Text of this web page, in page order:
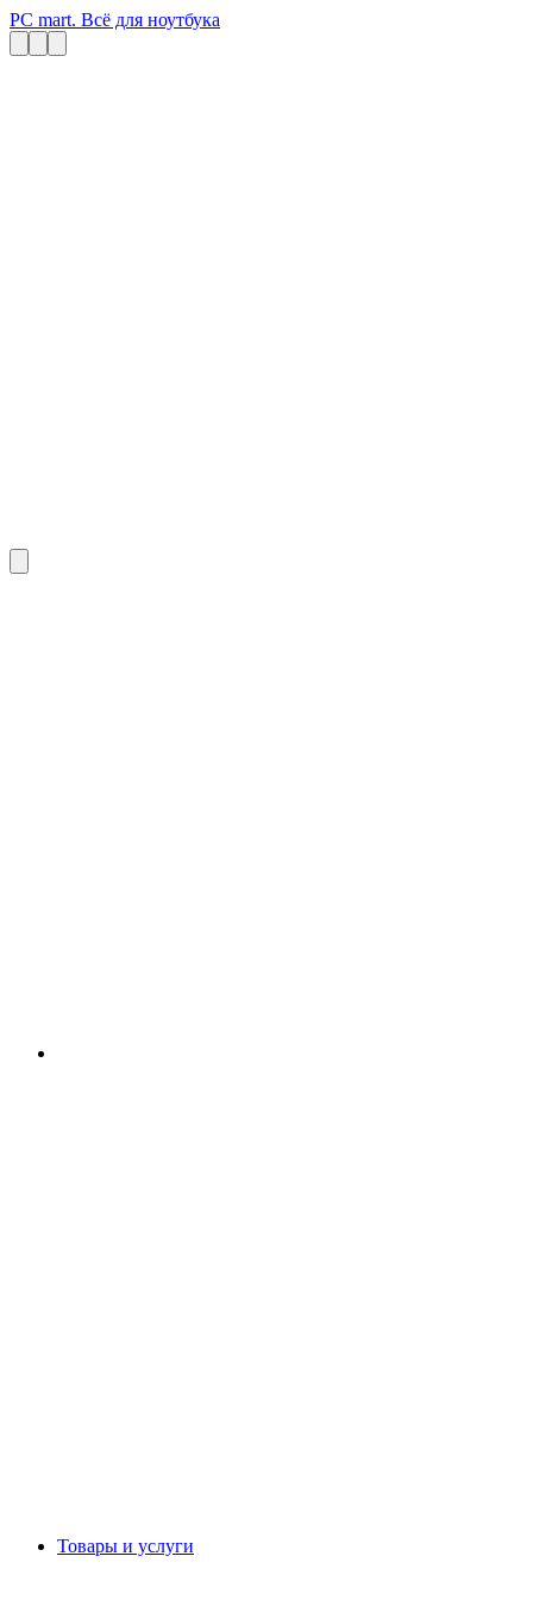
PC mart. Всё для ноутбука
Товары и услуги